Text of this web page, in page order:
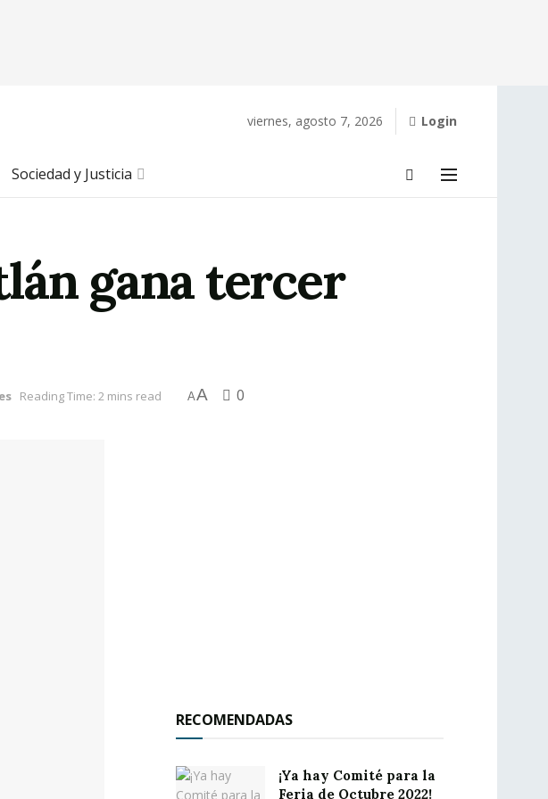
viernes, agosto 7, 2026 Login
Sociedad y Justicia
gana tercer
Reading Time: 2 mins read AA 0
RECOMENDADAS
¡Ya hay Comité para la
Feria de Octubre 2022!